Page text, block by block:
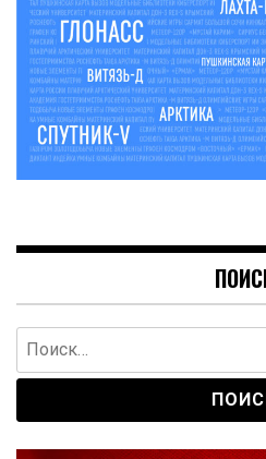
Найти: